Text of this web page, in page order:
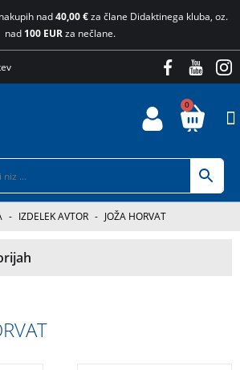
nad40,00 €za člane Didaktinega kluba, oz.
nad 100 EURza nečlane.
0
- IZDELEK AVTOR - JOŽA HORVAT